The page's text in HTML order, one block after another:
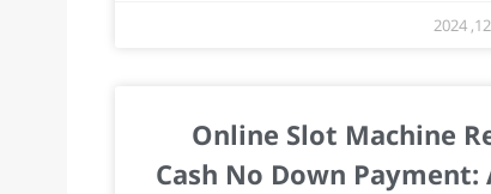
Online Slot Machine
Cash No Down Payment: